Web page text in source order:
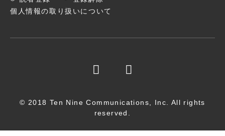
個人情報の取り扱いについて
© 2018 Ten Nine Communications, Inc. All rights
reserved.